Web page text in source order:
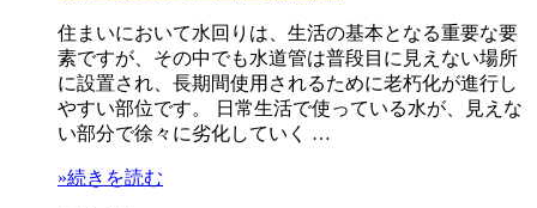
住まいにおいて水回りは、生活の基本となる重要な要
素ですが、その中でも水道管は普段目に見えない場所
に設置され、長期間使用されるために老朽化が進行し
やすい部位です。 日常生活で使っている水が、見えな
い部分で徐々に劣化していく …
»続きを読む